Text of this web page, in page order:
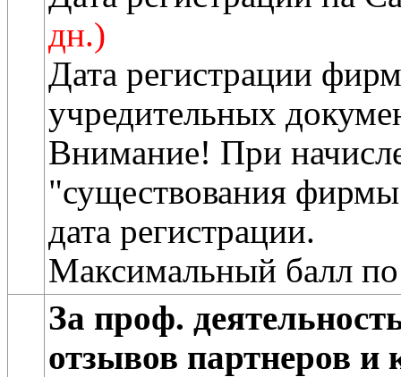
дн.)
Дата регистрации
учредительных
Внимание! При
"существования
дата регистрации.
Максимальный балл
За проф.
отзывов партнеров и